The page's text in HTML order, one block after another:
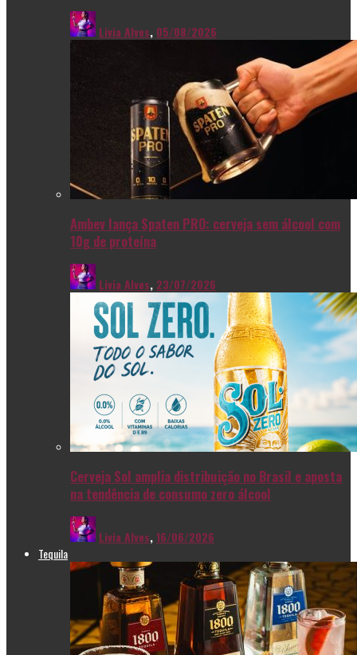
Livia Alves, 05/08/2026
Ambev lança Spaten PRO: cerveja sem álcool com
10g de proteína
Livia Alves, 23/07/2026
Cerveja Sol amplia distribuição no Brasil e aposta
na tendência de consumo zero álcool
Livia Alves,16/06/2026
Tequila